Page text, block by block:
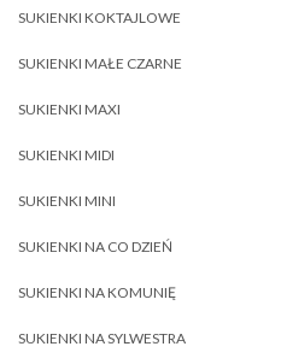
SUKIENKI KOKTAJLOWE
SUKIENKI MAŁE CZARNE
SUKIENKI MAXI
SUKIENKI MIDI
SUKIENKI MINI
SUKIENKI NA CO DZIEŃ
SUKIENKI NA KOMUNIĘ
SUKIENKI NA SYLWESTRA